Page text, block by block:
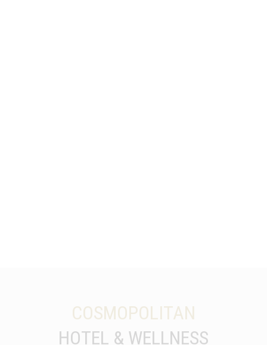
COSMOPOLITAN
HOTEL & WELLNESS